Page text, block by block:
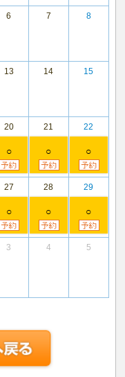
6 7 8
13 14 15
20
○
21
○
22
○
27
○
28
○
29
○
3 4 5